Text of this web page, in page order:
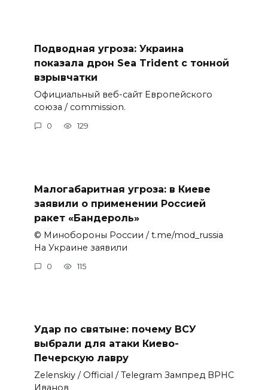
Подводная угроза: Украина
показала дрон Sea Trident с тонной
взрывчатки
Официальный веб-сайт Европейского
союза / commission.
0 129
Малогабаритная угроза: в Киеве
заявили о применении Россией
ракет «Бандероль»
© Минобороны России / t.me/mod_russia
На Украине заявили
0 115
Удар по святыне: почему ВСУ
выбрали для атаки Киево-
Печерскую лавру
Zеlеnskiу / Оfficiаl / Telegram Зампред ВРНС
Иванов